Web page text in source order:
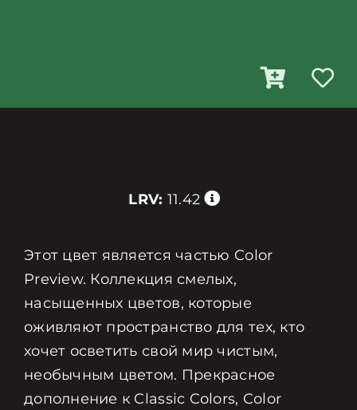
LRV: 11.42
Этот цвет является частью Color
Preview. Коллекция смелых,
насыщенных цветов, которые
оживляют пространство для тех, кто
хочет осветить свой мир чистым,
необычным цветом. Прекрасное
дополнение к Classic Colors, Color